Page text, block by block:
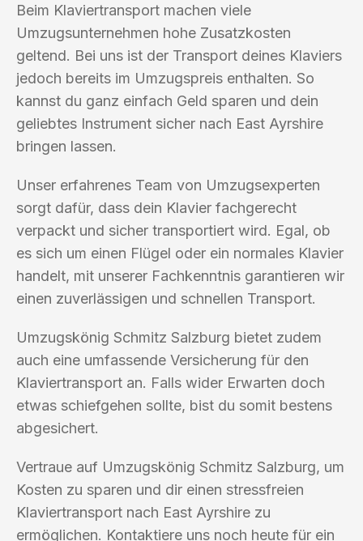
Beim Klaviertransport machen viele
Umzugsunternehmen hohe Zusatzkosten
geltend. Bei uns ist der Transport deines Klaviers
jedoch bereits im Umzugspreis enthalten. So
kannst du ganz einfach Geld sparen und dein
geliebtes Instrument sicher nach East Ayrshire
bringen lassen.
Unser erfahrenes Team von Umzugsexperten
sorgt dafür, dass dein Klavier fachgerecht
verpackt und sicher transportiert wird. Egal, ob
es sich um einen Flügel oder ein normales Klavier
handelt, mit unserer Fachkenntnis garantieren wir
einen zuverlässigen und schnellen Transport.
Umzugskönig Schmitz Salzburg bietet zudem
auch eine umfassende Versicherung für den
Klaviertransport an. Falls wider Erwarten doch
etwas schiefgehen sollte, bist du somit bestens
abgesichert.
Vertraue auf Umzugskönig Schmitz Salzburg, um
Kosten zu sparen und dir einen stressfreien
Klaviertransport nach East Ayrshire zu
ermöglichen. Kontaktiere uns noch heute für ein